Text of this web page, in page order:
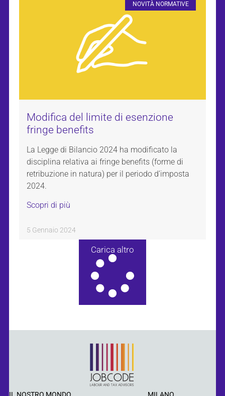
NOVITÀ NORMATIVE
Modifica del limite di esenzione
fringe benefits
La Legge di Bilancio 2024 ha modificato la
disciplina relativa ai fringe benefits (forme di
retribuzione in natura) per il periodo d’imposta
2024.
Scopri di più
5 Gennaio 2024
Carica altro